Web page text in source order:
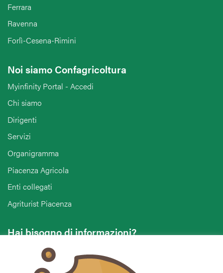
Ferrara
Ravenna
Forlì-Cesena-Rimini
Noi siamo Confagricoltura
Myinfinity Portal - Accedi
Chi siamo
Dirigenti
Servizi
Organigramma
Piacenza Agricola
Enti collegati
Agriturist Piacenza
Hai bisogno di informazioni?
Vuoi contattarci per ricevere assistenza, lasciare un
commento o chiedere informazioni?